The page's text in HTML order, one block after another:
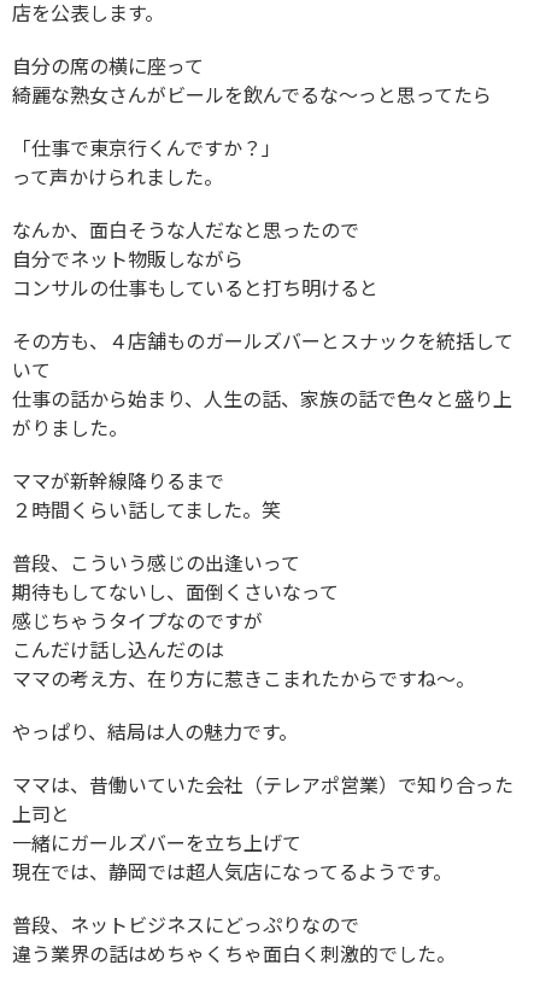
店を公表します。
自分の席の横に座って
綺麗な熟女さんがビールを飲んでるな〜っと思ってたら
「仕事で東京行くんですか？」
って声かけられました。
なんか、面白そうな人だなと思ったので
自分でネット物販しながら
コンサルの仕事もしていると打ち明けると
その方も、４店舗ものガールズバーとスナックを統括して
いて
仕事の話から始まり、人生の話、家族の話で色々と盛り上
がりました。
ママが新幹線降りるまで
２時間くらい話してました。笑
普段、こういう感じの出逢いって
期待もしてないし、面倒くさいなって
感じちゃうタイプなのですが
こんだけ話し込んだのは
ママの考え方、在り方に惹きこまれたからですね〜。
やっぱり、結局は人の魅力です。
ママは、昔働いていた会社（テレアポ営業）で知り合った
上司と
一緒にガールズバーを立ち上げて
現在では、静岡では超人気店になってるようです。
普段、ネットビジネスにどっぷりなので
違う業界の話はめちゃくちゃ面白く刺激的でした。